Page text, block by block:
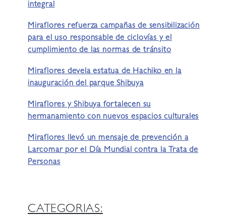
integral
Miraflores refuerza campañas de sensibilización
para el uso responsable de ciclovías y el
cumplimiento de las normas de tránsito
Miraflores devela estatua de Hachiko en la
inauguración del parque Shibuya
Miraflores y Shibuya fortalecen su
hermanamiento con nuevos espacios culturales
Miraflores llevó un mensaje de prevención a
Larcomar por el Día Mundial contra la Trata de
Personas
CATEGORIAS: